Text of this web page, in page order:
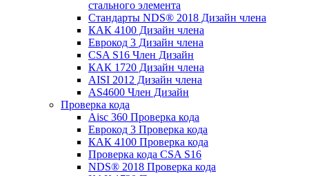
стального элемента
Стандарты NDS® 2018 Дизайн члена
КАК 4100 Дизайн члена
Еврокод 3 Дизайн члена
CSA S16 Член Дизайн
КАК 1720 Дизайн члена
AISI 2012 Дизайн члена
AS4600 Член Дизайн
Проверка кода
Aisc 360 Проверка кода
Еврокод 3 Проверка кода
КАК 4100 Проверка кода
Проверка кода CSA S16
NDS® 2018 Проверка кода